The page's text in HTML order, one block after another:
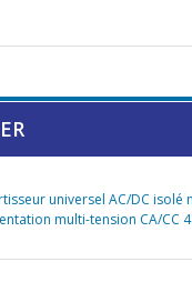
universel AC/DC isolé
multi-tension CA/CC